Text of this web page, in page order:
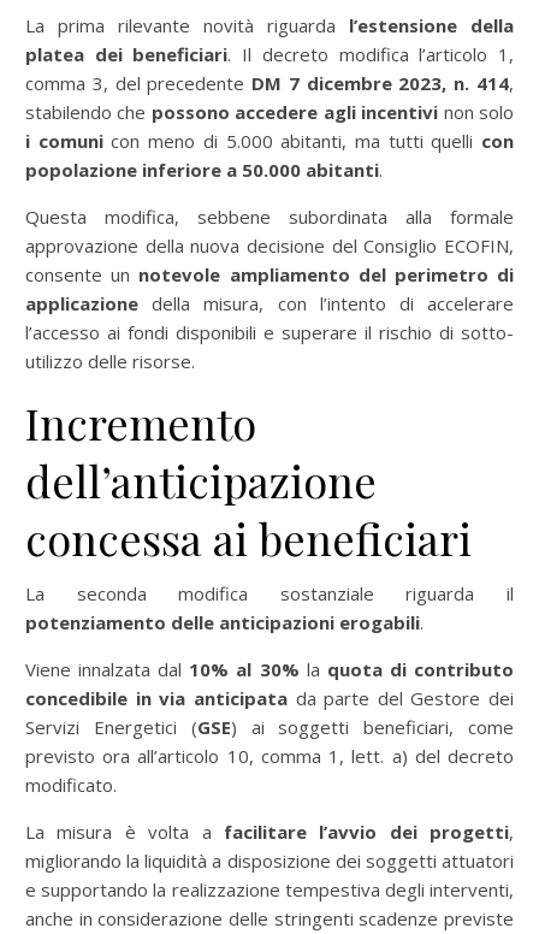
La prima rilevante novità riguarda l’estensione della
platea dei beneficiari. Il decreto modifica l’articolo 1,
comma 3, del precedente DM 7 dicembre 2023, n. 414,
stabilendo che possono accedere agli incentivi non solo
i comunicon meno di 5.000 abitanti, ma tutti quelli con
popolazione inferiore a 50.000 abitanti.
Questa modifica, sebbene subordinata alla formale
approvazione della nuova decisione del Consiglio ECOFIN,
consente un notevole ampliamento del perimetro di
applicazione della misura, con l’intento di accelerare
l’accesso ai fondi disponibili e superare il rischio di sotto-
utilizzo delle risorse.
Incremento
dell’anticipazione
concessa ai beneficiari
La seconda modifica sostanziale riguarda il
potenziamento delle anticipazioni erogabili.
Viene innalzata dal 10% al 30% la quota di contributo
concedibile in via anticipatada parte del Gestore dei
Servizi Energetici (GSE) ai soggetti beneficiari, come
previsto ora all’articolo 10, comma 1, lett. a) del decreto
modificato.
La misura è volta a facilitare l’avvio dei progetti,
migliorando la liquidità a disposizione dei soggetti attuatori
e supportando la realizzazione tempestiva degli interventi,
anche in considerazione delle stringenti scadenze previste